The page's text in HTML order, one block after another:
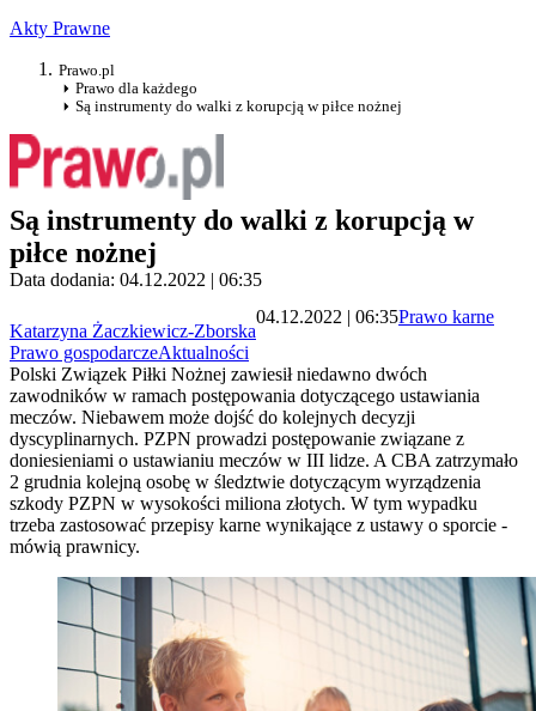
Akty Prawne
Prawo.pl
Prawo dla każdego
Są instrumenty do walki z korupcją w piłce nożnej
Są instrumenty do walki z korupcją w
piłce nożnej
Data dodania: 04.12.2022 | 06:35
Katarzyna Żaczkiewicz-Zborska
04.12.2022 | 06:35Prawo karne
Prawo gospodarczeAktualności
Polski Związek Piłki Nożnej zawiesił niedawno dwóch
zawodników w ramach postępowania dotyczącego ustawiania
meczów. Niebawem może dojść do kolejnych decyzji
dyscyplinarnych. PZPN prowadzi postępowanie związane z
doniesieniami o ustawianiu meczów w III lidze. A CBA zatrzymało
2 grudnia kolejną osobę w śledztwie dotyczącym wyrządzenia
szkody PZPN w wysokości miliona złotych. W tym wypadku
trzeba zastosować przepisy karne wynikające z ustawy o sporcie -
mówią prawnicy.